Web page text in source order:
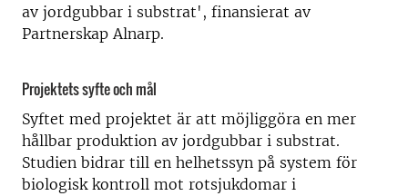
av jordgubbar i substrat', finansierat av
Partnerskap Alnarp.
Projektets syfte och mål
Syftet med projektet är att möjliggöra en mer
hållbar produktion av jordgubbar i substrat.
Studien bidrar till en helhetssyn på system för
biologisk kontroll mot rotsjukdomar i